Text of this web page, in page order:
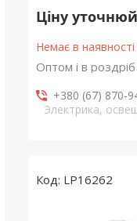
Ціну
Немає в наявності
Оптом і в роздріб
+380 (67) 870-
Электрика,
LP16262